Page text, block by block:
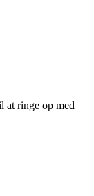
at ringe op med